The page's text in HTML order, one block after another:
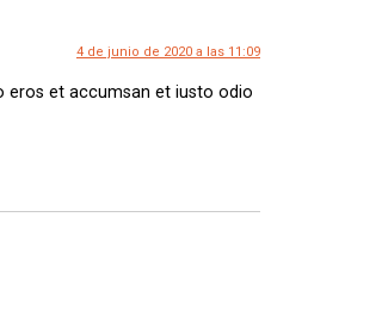
4 de junio de 2020 a las 11:09
eros et accumsan et iusto odio